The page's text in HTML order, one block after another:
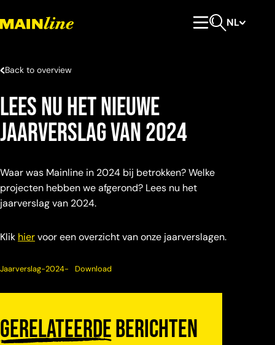
NL
Back to overview
Lees nu het nieuwe
jaarverslag van 2024
Waar was Mainline in 2024 bij betrokken? Welke
projecten hebben we afgerond? Lees nu het
jaarverslag van 2024.
Klik hiervoor een overzicht van onze jaarverslagen.
Jaarverslag-2024- Download
Gerelateerdeberichten